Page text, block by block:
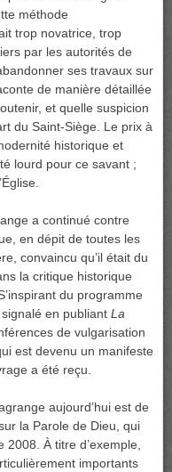
méthode
trop novatrice, trop
par les autorités de
ses travaux sur
de manière détaillée
et quelle suspicion
du Saint-Siège. Le prix à
historique et
lourd pour ce savant ;
a continué contre
en dépit de toutes les
convaincu qu’il était du
la critique historique
du programme
signalé en publiant La
de vulgarisation
est devenu un manifeste
a été reçu.
aujourd’hui est de
la Parole de Dieu, qui
À titre d’exemple,
importants